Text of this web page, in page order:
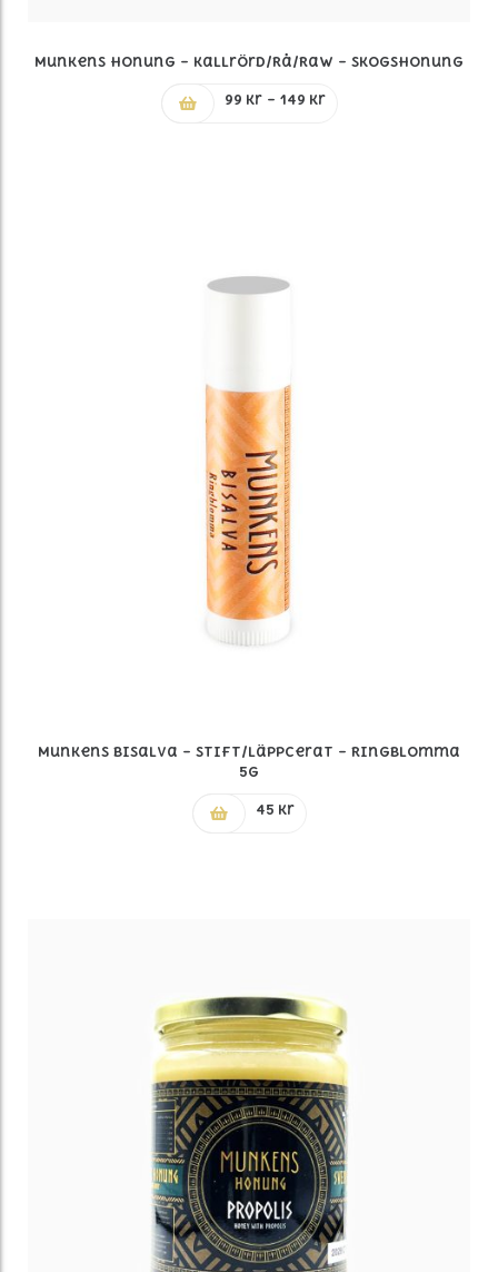
Munkens Honung – Kallrörd/Rå/Raw – Skogshonung
99 kr – 149 krPrisintervall:
Munkens Bisalva – Stift/Läppcerat – Ringblomma
5g
45 kr